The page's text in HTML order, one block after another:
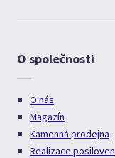
O společnosti
O nás
Magazín
Kamenná prodejna
Realizace posiloven